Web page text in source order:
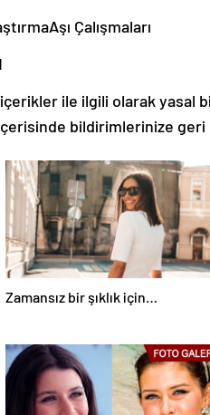
Çalışmaları
ile ilgili olarak yasal
bildirimlerinize geri
Zamansız bir şıklık için…